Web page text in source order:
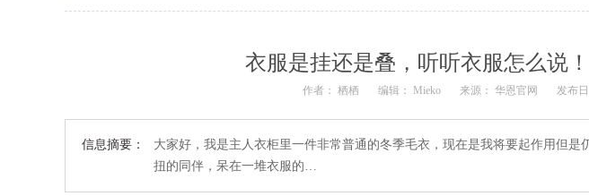
衣服是挂还是叠，听听衣服怎么说！
作者： 栖栖 编辑： Mieko 来源： 华恩官网 发布
信息摘要：
大家好，我是主人衣柜里一件非常普通的冬季毛衣，现在是我将要起作用但
扭的同伴，呆在一堆衣服的…